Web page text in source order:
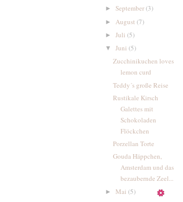
► September(3)
► August (7)
► Juli (5)
▼ Juni (5)
Zucchinikuchen loves
lemon curd
Teddy´s große Reise
Rustikale Kirsch
Galettes mit
Schokoladen
Flöckchen
Porzellan Torte
Gouda Häppchen,
Amsterdam und das
bezaubernde Zeel...
► Mai (5)